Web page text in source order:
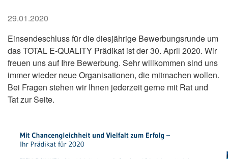
29.01.2020
Einsendeschluss für die diesjährige Bewerbungsrunde um
das TOTAL E-QUALITY Prädikat ist der 30. April 2020. Wir
freuen uns auf Ihre Bewerbung. Sehr willkommen sind uns
immer wieder neue Organisationen, die mitmachen wollen.
Bei Fragen stehen wir Ihnen jederzeit gerne mit Rat und
Tat zur Seite.